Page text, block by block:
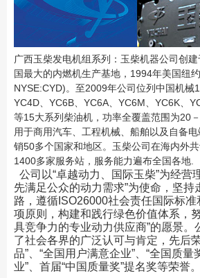
广西玉柴发电机组系列：玉柴机器公司创
国最大的内燃机生产基地，1994年美国纽
NYSE:CYD)。至2009年公司位列中国机械
YC4D、YC6B、 YC6A、YC6M、YC6K、
等15大系列柴油机，功率全覆盖范围为20
用于商用汽车、工程机械、船舶以及自备
销50多个国家和地区。玉柴公司在海内外
1400多家服务站，服务能力遍布全国各地.
公司以“卓越动力、国际玉柴”为经营
先满足公众的动力需求”为使命，坚持
路，遵循ISO26000社会责任国际标
项原则，构建和践行绿色价值体系，
具竞争力的专业动力供应商”的愿景。
了社会各界的广泛认可与肯定，先后
品”、“全国用户满意企业”、“全国质量
业”、首届“中国质量奖”提名奖等荣誉。